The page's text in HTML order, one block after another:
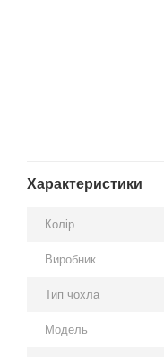
Характеристики
Колір
Виробник
Тип чохла
Модель